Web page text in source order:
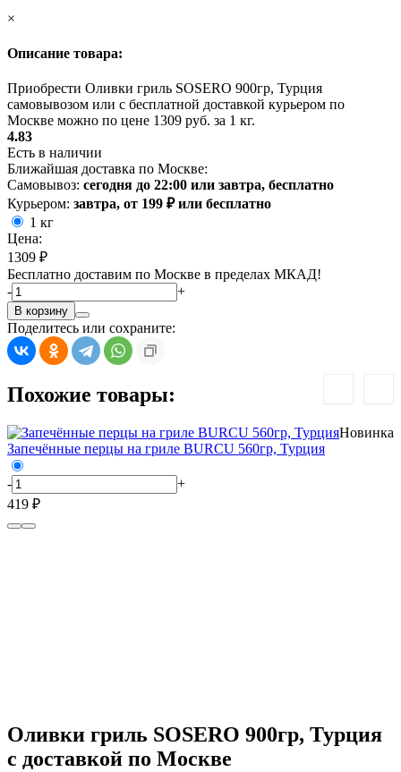
×
Описание товара:
Приобрести Оливки гриль SOSERO 900гр, Турция
самовывозом или с бесплатной доставкой курьером по
Москве можно по цене 1309 руб. за 1 кг.
4.83
Есть в наличии
Ближайшая доставка по Москве:
Самовывоз: сегодня до 22:00 или завтра, бесплатно
Курьером: завтра, от 199 ₽ или бесплатно
1 кг
Цена:
1309 ₽
Бесплатно доставим по Москве в пределах МКАД!
-
+
В корзину
Поделитесь или сохраните:
Похожие товары:
Новинка
Запечённые перцы на гриле BURCU 560гр, Турция
-
+
419 ₽
Оливки гриль SOSERO 900гр, Турция
с доставкой по Москве